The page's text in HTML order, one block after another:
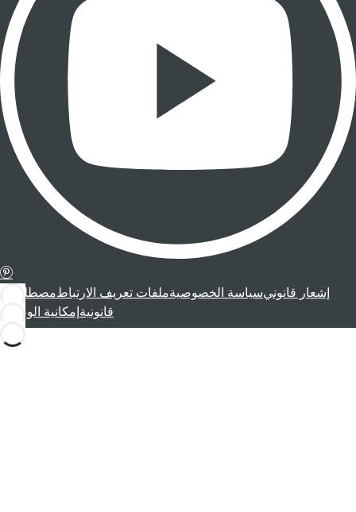
إشعار قانونيسياسة الخصوصيةملفات تعريف الارتباطمصطلحات
قانونية إمكانية الوصول